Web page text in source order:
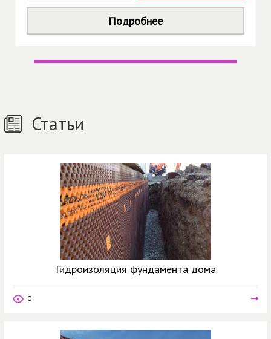
Статьи
Гидроизоляция фундамента дома
0
Подробнее